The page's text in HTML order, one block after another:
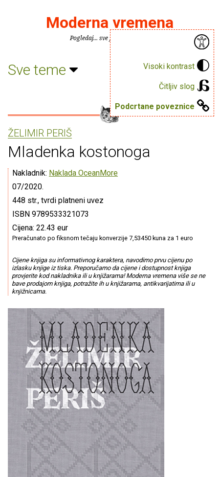
Visoki kontrast
Čitljiv slog
Podcrtane poveznice
Moderna vremena
Pogledaj... sve je puno knjiga.
Sve teme
ŽELIMIR PERIŠ
Mladenka kostonoga
Nakladnik: Naklada OceanMore
07/2020.
448 str., tvrdi platneni uvez
ISBN 9789533321073
Cijena: 22.43 eur
Preračunato po fiksnom tečaju konverzije 7,53450 kuna za 1 euro
Cijene knjiga su informativnog karaktera, navodimo prvu cijenu po
izlasku knjige iz tiska. Preporučamo da cijene i dostupnost knjiga
provjerite kod nakladnika ili u knjižarama! Moderna vremena više se ne
bave prodajom knjiga, potražite ih u knjižarama, antikvarijatima ili u
knjižnicama.